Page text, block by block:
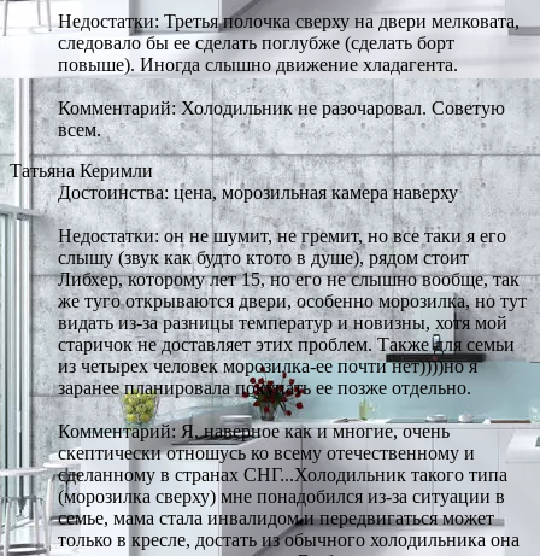
Недостатки: Третья полочка сверху на двери мелковата,
следовало бы ее сделать поглубже (сделать борт
повыше). Иногда слышно движение хладагента.
Комментарий: Холодильник не разочаровал. Советую
всем.
Татьяна Керимли
Достоинства: цена, морозильная камера наверху
Недостатки: он не шумит, не гремит, но все таки я его
слышу (звук как будто ктото в душе), рядом стоит
Либхер, которому лет 15, но его не слышно вообще, так
же туго открываются двери, особенно морозилка, но тут
видать из-за разницы температур и новизны, хотя мой
старичок не доставляет этих проблем. Также для семьи
из четырех человек морозилка-ее почти нет))))но я
заранее планировала покупать ее позже отдельно.
Комментарий: Я, наверное как и многие, очень
скептически отношусь ко всему отечественному и
сделанному в странах СНГ...Холодильник такого типа
(морозилка сверху) мне понадобился из-за ситуации в
семье, мама стала инвалидом и передвигаться может
только в кресле, достать из обычного холодильника она